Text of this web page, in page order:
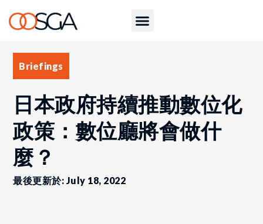
Briefings
日本政府持續推動數位化
政策：數位廳將會做什
麼？
最後更新於: July 18, 2022